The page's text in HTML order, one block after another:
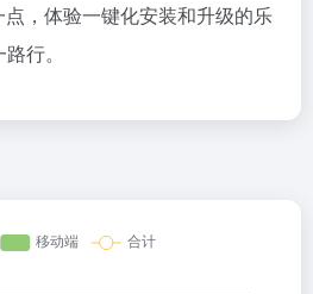
，体验一键化安装和升级的乐
行。